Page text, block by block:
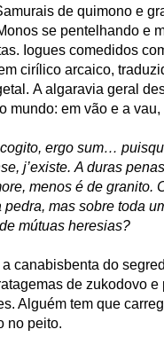
de quimono e
se pentelhando e
Iogues comedidos
cirílico arcaico,
A algaravia geral
mundo: em vão e a
ergo sum…
j’existe. A duras
menos é de granito.
pedra, mas sobre toda
mútuas heresias?
canabisbenta do
de zukodovo
Alguém tem que
no peito.